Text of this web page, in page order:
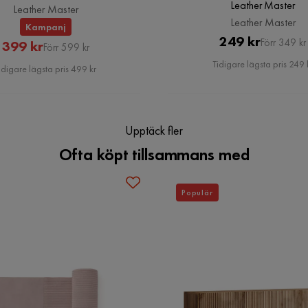
den blir inte alls rättvis på bilderna
Leather Master
Kampanj
Rabatterat
Pris
399 krOriginal
Pris
Förr 599 kr
lägsta pris 499 kr
Leather Master
Leather Master
Pris
249 krOriginal
Pris
Förr 349 kr
Tidigare lägsta pris 249
Upptäck fler
Ofta köpt tillsammans med
Populär